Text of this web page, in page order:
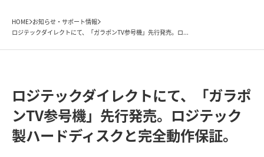
HOME お知らせ・サポート情報
ロジテックダイレクトにて、「ガラポンTV参号機」先行発売。ロ...
ロジテックダイレクトにて、「ガラポ
ンTV参号機」先行発売。ロジテック
製ハードディスクと完全動作保証。